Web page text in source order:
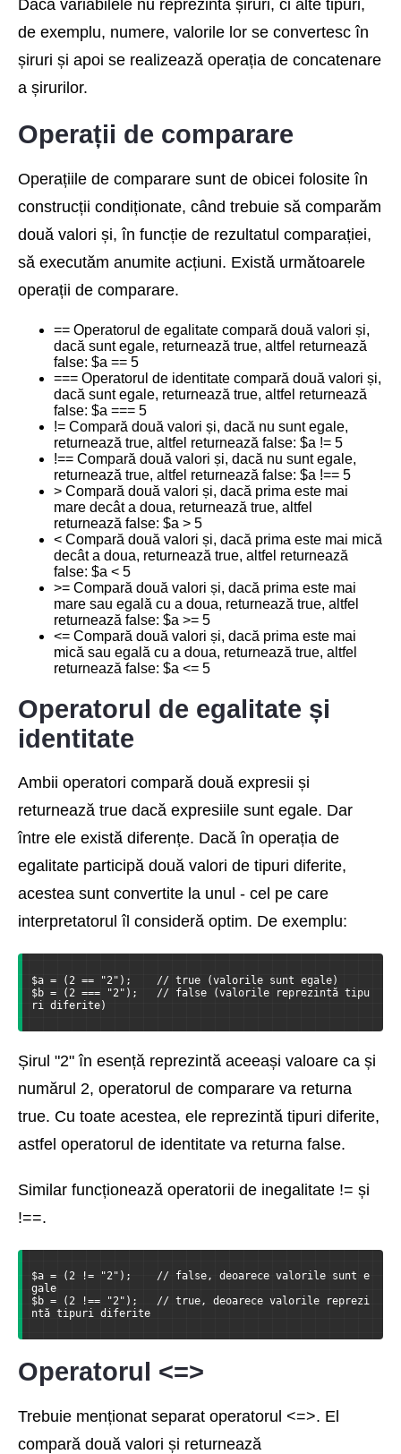
Dacă variabilele nu reprezintă șiruri, ci alte tipuri,
de exemplu, numere, valorile lor se convertesc în
șiruri și apoi se realizează operația de concatenare
a șirurilor.
Operații de comparare
Operațiile de comparare sunt de obicei folosite în
construcții condiționate, când trebuie să comparăm
două valori și, în funcție de rezultatul comparației,
să executăm anumite acțiuni. Există următoarele
operații de comparare.
== Operatorul de egalitate compară două valori și,
dacă sunt egale, returnează true, altfel returnează
false: $a == 5
=== Operatorul de identitate compară două valori și,
dacă sunt egale, returnează true, altfel returnează
false: $a === 5
!= Compară două valori și, dacă nu sunt egale,
returnează true, altfel returnează false: $a != 5
!== Compară două valori și, dacă nu sunt egale,
returnează true, altfel returnează false: $a !== 5
> Compară două valori și, dacă prima este mai
mare decât a doua, returnează true, altfel
returnează false: $a > 5
< Compară două valori și, dacă prima este mai mică
decât a doua, returnează true, altfel returnează
false: $a < 5
>= Compară două valori și, dacă prima este mai
mare sau egală cu a doua, returnează true, altfel
returnează false: $a >= 5
<= Compară două valori și, dacă prima este mai
mică sau egală cu a doua, returnează true, altfel
returnează false: $a <= 5
Operatorul de egalitate și
identitate
Ambii operatori compară două expresii și
returnează true dacă expresiile sunt egale. Dar
între ele există diferențe. Dacă în operația de
egalitate participă două valori de tipuri diferite,
acestea sunt convertite la unul - cel pe care
interpretatorul îl consideră optim. De exemplu:
$a = (2 == "2");    // true (valorile sunt egale)
$b = (2 === "2");   // false (valorile reprezintă tipu
ri diferite)
Șirul "2" în esență reprezintă aceeași valoare ca și
numărul 2, operatorul de comparare va returna
true. Cu toate acestea, ele reprezintă tipuri diferite,
astfel operatorul de identitate va returna false.
Similar funcționează operatorii de inegalitate != și
!==.
$a = (2 != "2");    // false, deoarece valorile sunt e
gale
$b = (2 !== "2");   // true, deoarece valorile reprezi
ntă tipuri diferite
Operatorul <=>
Trebuie menționat separat operatorul <=>. El
compară două valori și returnează